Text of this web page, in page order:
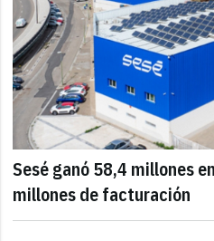
Sesé ganó 58,4 millones
millones de facturación